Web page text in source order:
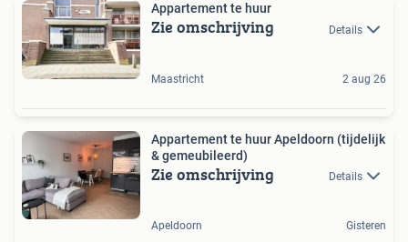
Appartement te huur
Zie omschrijving Details
Maastricht 2 aug 26
Appartement te huur Apeldoorn (tijdelijk
& gemeubileerd)
Zie omschrijving Details
Apeldoorn Gisteren